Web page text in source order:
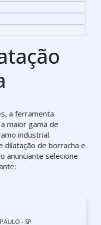
a ferramenta
maior gama de
industrial.
dilatação de borracha e
anunciante selecione
- SP